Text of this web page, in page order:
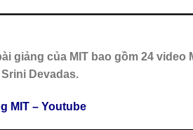
giảng của MIT bao gồm 24
Devadas.
MIT – Youtube